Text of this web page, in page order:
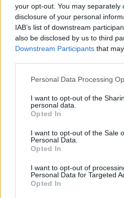
your opt-out. You may separately
disclosure of your personal
IAB’s list of downstream
also be disclosed by us to third
Downstream Participants that
Personal Data Processing
I want to opt-out of the
personal data.
Opted In
I want to opt-out of the Sale
Personal Data.
Opted In
I want to opt-out of
Personal Data for Targeted
Opted In
Σχετικά Άρθρα